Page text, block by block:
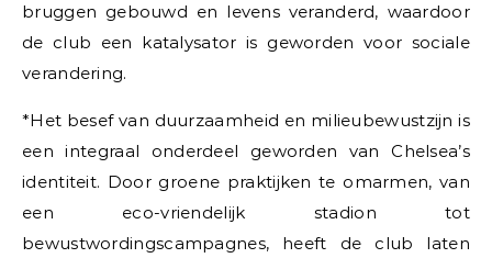
bruggen gebouwd en levens veranderd, waardoor
de club een katalysator is geworden voor sociale
verandering.
*Het besef van duurzaamheid en milieubewustzijn is
een integraal onderdeel geworden van Chelsea’s
identiteit. Door groene praktijken te omarmen, van
een eco-vriendelijk stadion tot
bewustwordingscampagnes, heeft de club laten